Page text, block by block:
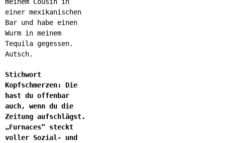
einer mexikanischen
Bar und habe einen
Wurm in meinem
Tequila gegessen.
Autsch.
Stichwort
Kopfschmerzen: Die
hast du offenbar
auch, wenn du die
Zeitung aufschlägst.
„Furnaces“ steckt
voller Sozial- und